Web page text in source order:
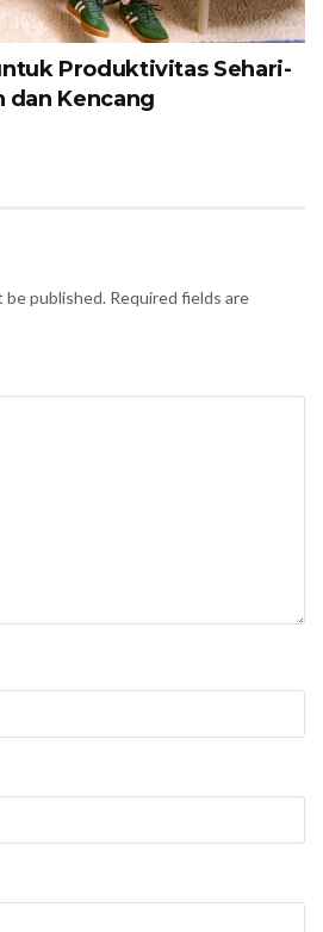
Produktivitas Sehari-
dan Kencang
be published. Required fields are